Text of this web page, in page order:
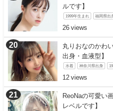
ルです】
1999年生まれ 福岡県出
26
丸りおなのかわ
出身・血液型】
水着 神奈川県出身
12
ReoNaの可愛い
レベルです】